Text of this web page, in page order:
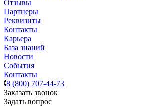
Отзывы
Партнеры
Реквизиты
Контакты
Карьера
База знаний
Новости
События
Контакты
8 (800) 707-44-73
Заказать звонок
Задать вопрос